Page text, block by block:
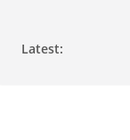
Latest: